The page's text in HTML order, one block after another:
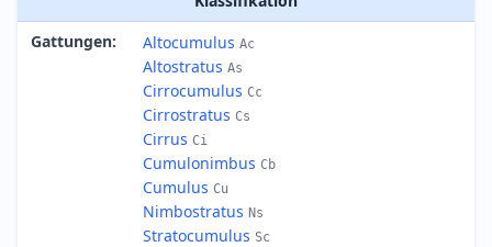
Gattungen: Altocumulus Ac
Altostratus As
Cirrocumulus Cc
Cirrostratus Cs
Cirrus Ci
Cumulonimbus Cb
Cumulus Cu
Nimbostratus Ns
Stratocumulus Sc